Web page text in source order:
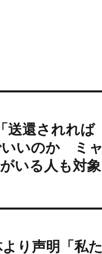
送還されれば
いいのか ミャ
いる人も対象
り声明「私た